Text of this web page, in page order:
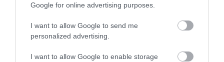
Google for online advertising purposes.
I want to allow Google to send me
personalized advertising.
I want to allow Google to enable storage
30.07.2026
Petra & Fos Boutique Hotel & Spa: Εκεί όπου